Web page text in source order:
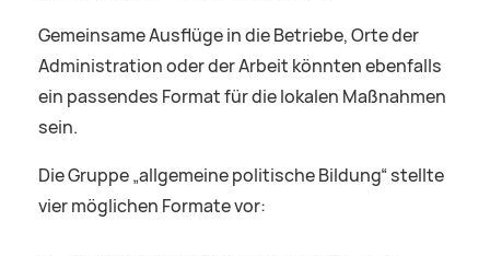
Gemeinsame Ausflüge in die Betriebe, Orte der
Administration oder der Arbeit könnten ebenfalls
ein passendes Format für die lokalen Maßnahmen
sein.
Die Gruppe „allgemeine politische Bildung“ stellte
vier möglichen Formate vor: